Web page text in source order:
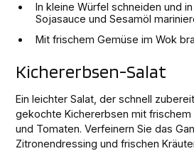
In kleine Würfel schneiden und
Sojasauce und Sesamöl
Mit frischem Gemüse im Wok
Kichererbsen-Salat
Ein leichter Salat, der schnell
gekochte Kichererbsen mit frischem
und Tomaten. Verfeinern Sie das
Zitronendressing und frischen